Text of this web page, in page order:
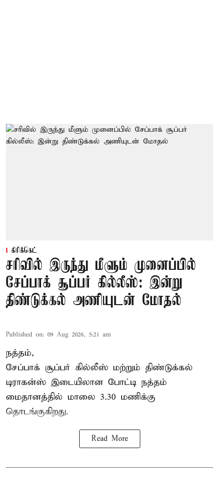
கிரிக்கெட்
சரிவில் இருந்து மீளும் முனைப்பில்
சேப்பாக் சூப்பர் கில்லீஸ்: இன்று
திண்டுக்கல் அணியுடன் மோதல்
Published on: 09 Aug 2026, 5:21 am
நத்தம்,
சேப்பாக் சூப்பர் கில்லீஸ் மற்றும் திண்டுக்கல்
டிராகன்ஸ் இடையிலான போட்டி நத்தம்
மைதானத்தில் மாலை 3.30 மணிக்கு
தொடங்குகிறது.
Read More